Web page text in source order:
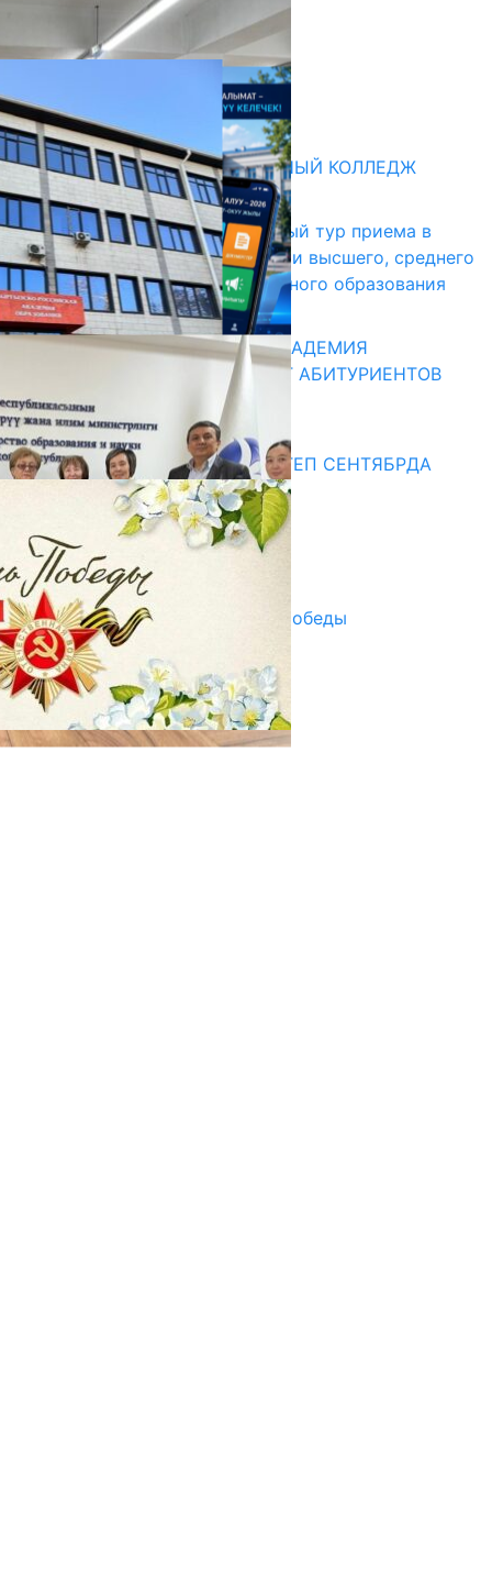
НАЧАЛОСЬ ОБУЧЕНИЕ
05.08.2026
31.07.2026
Абитуриент
БИШКЕКСКИЙ УНИВЕРСАЛЬНЫЙ КОЛЛЕДЖ
17.07.2026
В Кыргызстане начался первый тур приема в
образовательные организации высшего, среднего
и начального профессионального образования
13.07.2026
КЫРГЫЗКО-РОССИЙСКАЯ АКАДЕМИЯ
ОБРАЗОВАНИЯ ПРИГЛАШАЕТ АБИТУРИЕНТОВ
10.07.2026
Медиа
СУЗАКТА 750 ОРУНДУУ МЕКТЕП СЕНТЯБРДА
ПАЙДАЛАНУУГА БЕРИЛЕТ
07.08.2025
Улуу Жеңиштин жандуу сөзү
29.04.2025
Награды в преддверии Дня Победы
29.04.2025